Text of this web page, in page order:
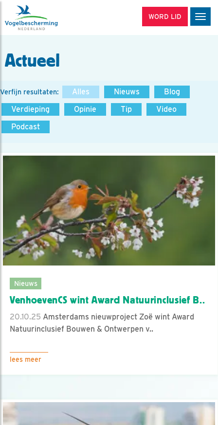
WORD LID
Actueel
Verfijn resultaten: Alles Nieuws
Blog
Verdieping
Opinie Tip
Video
Podcast
Nieuws
VenhoevenCS wint Award Natuurinclusief B..
20.10.25 Amsterdams nieuwproject Zoë wint Award
Natuurinclusief Bouwen & Ontwerpen v..
lees meer